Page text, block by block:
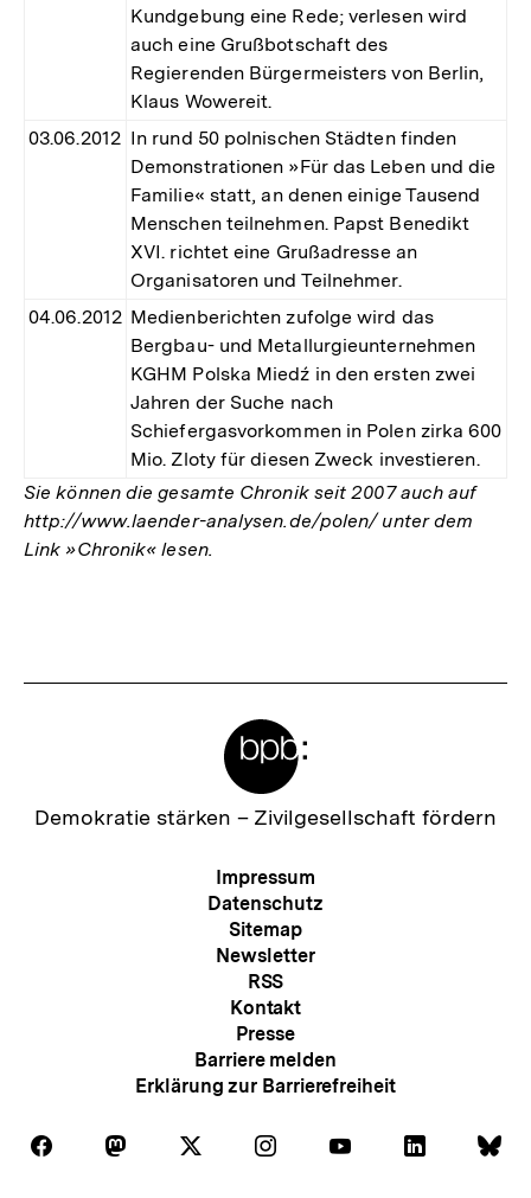
Kundgebung eine Rede; verlesen wird
auch eine Grußbotschaft des
Regierenden Bürgermeisters von Berlin,
Klaus Wowereit.
03.06.2012 In rund 50 polnischen Städten finden
Demonstrationen »Für das Leben und die
Familie« statt, an denen einige Tausend
Menschen teilnehmen. Papst Benedikt
XVI. richtet eine Grußadresse an
Organisatoren und Teilnehmer.
04.06.2012 Medienberichten zufolge wird das
Bergbau- und Metallurgieunternehmen
KGHM Polska Miedź in den ersten zwei
Jahren der Suche nach
Schiefergasvorkommen in Polen zirka 600
Mio. Zloty für diesen Zweck investieren.
Sie können die gesamte Chronik seit 2007 auch auf
http://www.laender-analysen.de/polen/ unter dem
Link »Chronik« lesen.
Zur
Demokratie stärken – Zivilgesellschaft fördern
Meta-
Navigation
Impressum
Datenschutz
Sitemap
Newsletter
RSS
Kontakt
Presse
Barriere melden
Erklärung zur Barrierefreiheit
Folgen
Auf
Folgen Folgen Folgen
Auf
Folgen Folgen